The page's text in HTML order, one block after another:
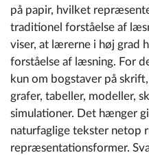
på papir, hvilket
traditionel forståelse af
viser, at lærerne i høj grad
forståelse af læsning. For
kun om bogstaver på
grafer, tabeller, modeller,
simulationer. Det hænger
naturfaglige tekster netop
repræsentationsformer.